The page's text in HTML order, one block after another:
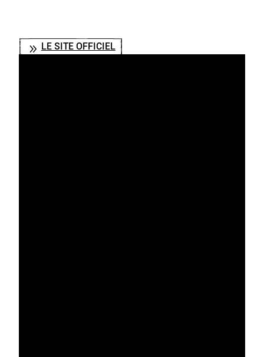
LE SITE OFFICIEL